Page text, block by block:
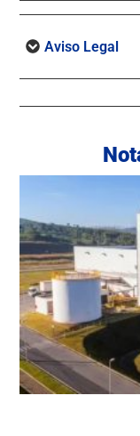
Aviso Legal